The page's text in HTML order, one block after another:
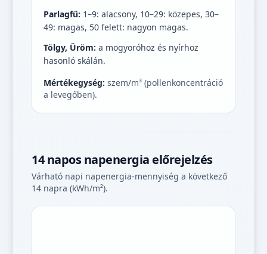
Parlagfű: 1–9: alacsony, 10–29: közepes, 30–
49: magas, 50 felett: nagyon magas.
Tölgy, Üröm: a mogyoróhoz és nyírhoz
hasonló skálán.
Mértékegység: szem/m³ (pollenkoncentráció
a levegőben).
14 napos napenergia előrejelzés
Várható napi napenergia-mennyiség a következő
14 napra (kWh/m²).